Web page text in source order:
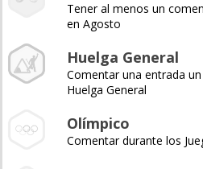
Tener al menos un
en Agosto
Huelga General
Comentar una entrada
Huelga General
Olímpico
Comentar durante los